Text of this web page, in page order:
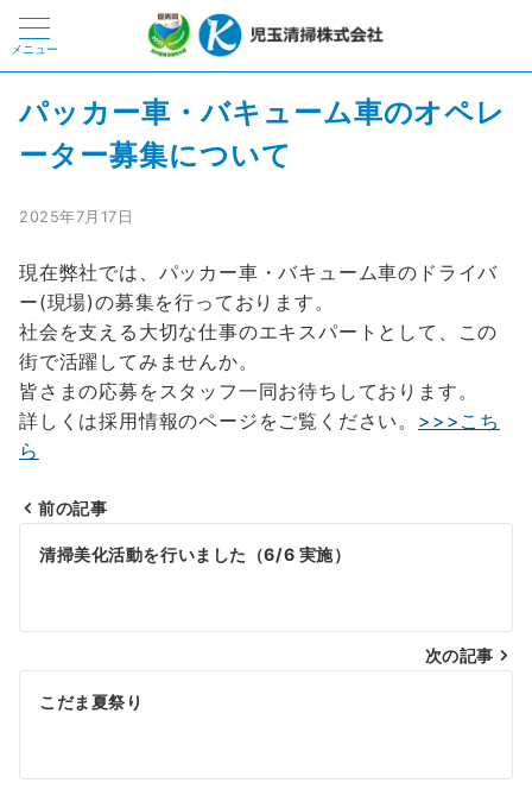
メニュー
パッカー車・バキューム車のオペレ
ーター募集について
2025年7月17日
現在弊社では、パッカー車・バキューム車のドライバ
ー(現場)の募集を行っております。
社会を支える大切な仕事のエキスパートとして、この
街で活躍してみませんか。
皆さまの応募をスタッフ一同お待ちしております。
詳しくは採用情報のページをご覧ください。 >>>こち
ら
投
ビ
ゲ
シ
前の記事
清掃美化活動を行いました（6/6 実施）
次の記事
こだま夏祭り